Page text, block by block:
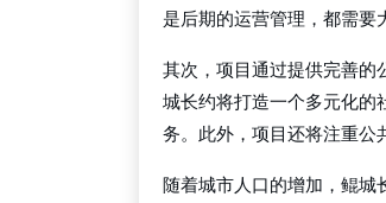
是后期的运营管理，都需要
其次，项目通过提供完善的
城长约将打造一个多元化的
务。此外，项目还将注重公
随着城市人口的增加，鲲城